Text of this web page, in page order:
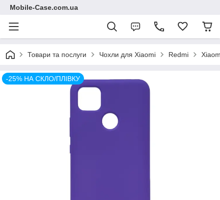
Mobile-Case.com.ua
Товари та послуги Чохли для Xiaomi Redmi
-25% НА СКЛО/ПЛІВКУ